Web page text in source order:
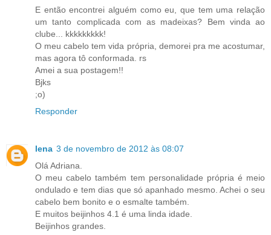
E então encontrei alguém como eu, que tem uma relação
um tanto complicada com as madeixas? Bem vinda ao
clube... kkkkkkkkk!
O meu cabelo tem vida própria, demorei pra me acostumar,
mas agora tô conformada. rs
Amei a sua postagem!!
Bjks
;o)
Responder
lena 3 de novembro de 2012 às 08:07
Olá Adriana.
O meu cabelo também tem personalidade própria é meio
ondulado e tem dias que só apanhado mesmo. Achei o seu
cabelo bem bonito e o esmalte também.
E muitos beijinhos 4.1 é uma linda idade.
Beijinhos grandes.